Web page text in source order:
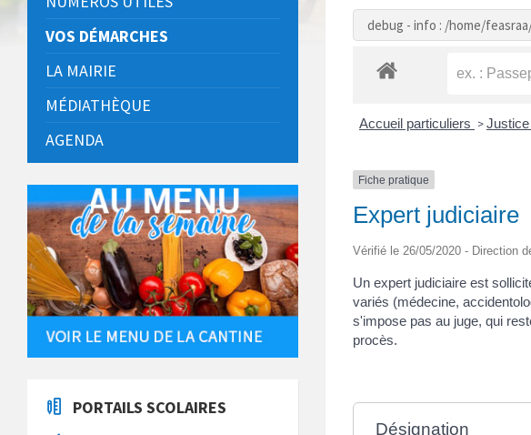
debug - info : /home/
Accueil particuliers >Justice
Fiche pratique
Expert judiciaire
Vérifié le 26/05/2020 - Direction
Un expert judiciaire est
variés (médecine,
s'impose pas au juge, qui
procès.
Désignation
VOS DÉMARCHES
LA MAIRIE
MÉDIATHÈQUE
AGENDA
PORTAILS SCOLAIRES